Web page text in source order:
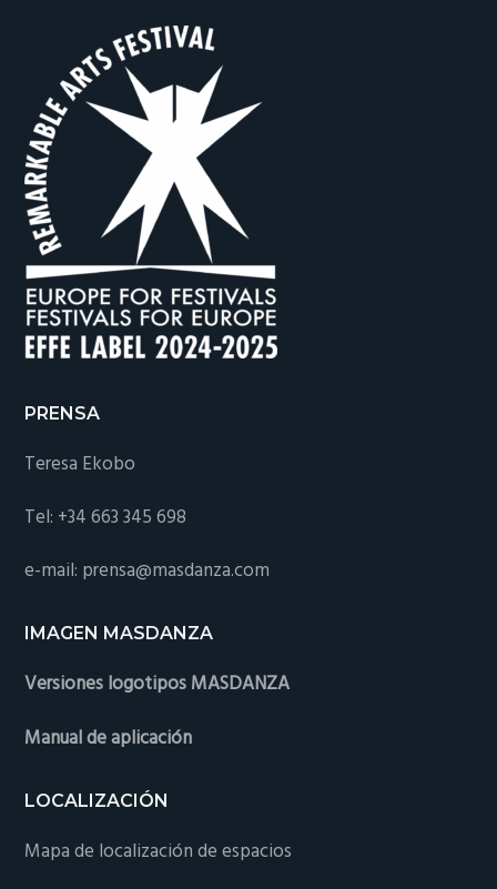
PRENSA
Teresa Ekobo
Tel: +34 663 345 698
e-mail: prensa@masdanza.com
IMAGEN MASDANZA
Versiones logotipos MASDANZA
Manual de aplicación
LOCALIZACIÓN
Mapa de localización de espacios